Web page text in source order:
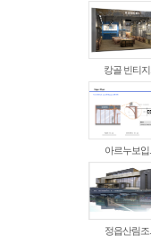
캉골 빈티지..
아르누보입..
정읍산림조..